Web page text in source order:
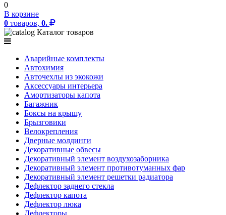
0
В корзине
0 товаров, 0.
Каталог товаров
Аварийные комплекты
Автохимия
Авточехлы из экокожи
Аксессуары интерьера
Амортизаторы капота
Багажник
Боксы на крышу
Брызговики
Велокрепления
Дверные молдинги
Декоративные обвесы
Декоративный элемент воздухозаборника
Декоративный элемент противотуманных фар
Декоративный элемент решетки радиатора
Дефлектор заднего стекла
Дефлектор капота
Дефлектор люка
Дефлекторы